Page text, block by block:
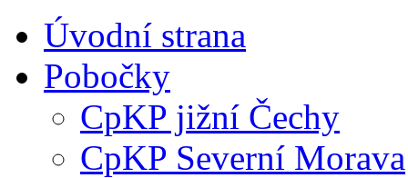
Úvodní strana
Pobočky
CpKP jižní Čechy
CpKP Severní Morava